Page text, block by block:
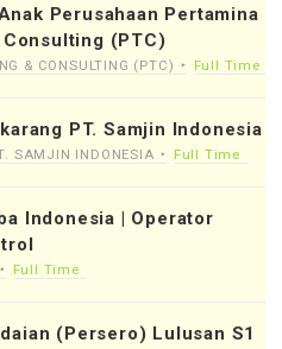
Perusahaan Pertamina
(PTC)
& CONSULTING (PTC) Full Time
PT. Samjin Indonesia
SAMJIN INDONESIA Full Time
Indonesia | Operator
Full Time
(Persero) Lulusan S1